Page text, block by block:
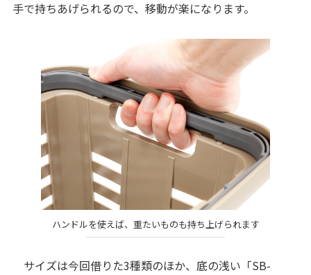
手で持ちあげられるので、移動が楽になります。
ハンドルを使えば、重たいものも持ち上げられます
サイズは今回借りた3種類のほか、底の浅い「SB-